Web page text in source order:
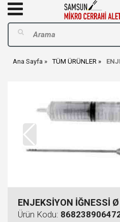
Ana Sayfa TÜM ÜRÜNLER
ENJEKSİYON İĞNESSİ
Ürün Kodu: